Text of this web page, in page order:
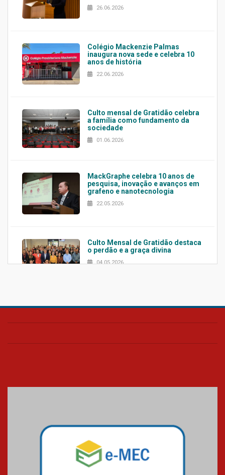
26.06.2026
Colégio Mackenzie Palmas
inaugura nova sede e celebra 10
anos de história
22.06.2026
Culto mensal de Gratidão celebra
a família como fundamento da
sociedade
01.06.2026
MackGraphe celebra 10 anos de
pesquisa, inovação e avanços em
grafeno e nanotecnologia
22.05.2026
Culto Mensal de Gratidão destaca
o perdão e a graça divina
04.05.2026
Confira como foi o culto mensal
Mackenzie mobiliza campanha
solidária para apoiar famílias em
Minas Gerais